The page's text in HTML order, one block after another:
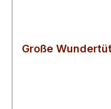
Große